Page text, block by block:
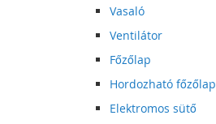
Vasaló
Ventilátor
Főzőlap
Hordozható főzőlap
Elektromos sütő